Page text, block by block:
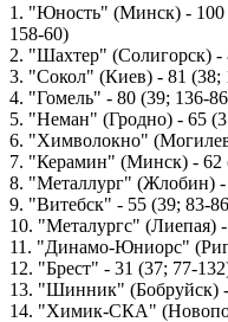
1. "Юность" (Минск) - 100
158-60)
2. "Шахтер" (Солигорск) -
3. "Сокол" (Киев) - 81 (38;
4. "Гомель" - 80 (39; 136-
5. "Неман" (Гродно) - 65
6. "Химволокно"
7. "Керамин" (Минск) - 62
8. "Металлург" (Жлобин) -
9. "Витебск" - 55 (39; 83-
10. "Металургс" (Лиепая)
11. "Динамо-Юниорс"
12. "Брест" - 31 (37; 77-
13. "Шинник" (Бобруйск)
14. "Химик-СКА"